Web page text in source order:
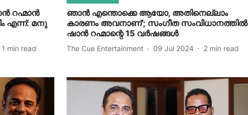
റഹ്മാന്‍
എന്ന്: മനു
1 min read
ഞാൻ എന്തൊക്കെ ആയോ, അതിനെല്ലാം
കാരണം അവനാണ്'; സംഗീത സംവിധാനത്തിൽ
ഷാൻ റഹ്മാന്റെ 15 വർഷങ്ങൾ
The Cue Entertainment 09 Jul 2024 2 min read